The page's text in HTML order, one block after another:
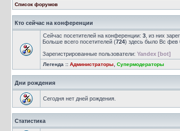
Список форумов
Кто сейчас на конференции
Сейчас посетителей на конференции: 3 , из них
Больше всего посетителей (724) здесь было Вс фев
Зарегистрированные пользователи: Yandex [bot]
Легенда :: Администраторы Супермодераторы
Дни рождения
Сегодня нет дней рождения.
Статистика